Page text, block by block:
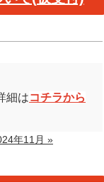
細はコチラから
年11月 »